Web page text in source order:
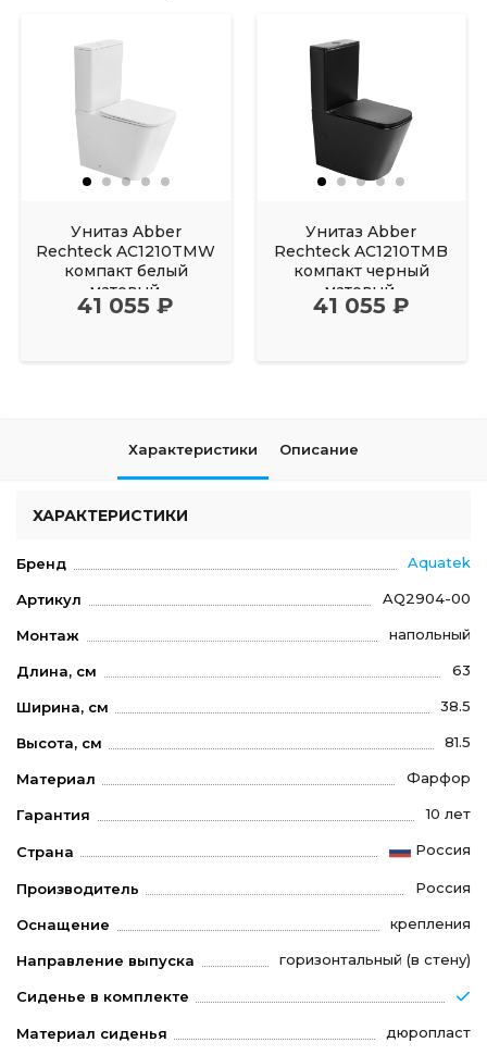
Унитаз Abber
Rechteck AC1210TMW
компакт белый
матовый,
безободковый, смыв
41 055 ₽
Унитаз Abber
Rechteck AC1210TMB
компакт черный
матовый,
безободковый, смыв
41 055 ₽
Характеристики Описание
ХАРАКТЕРИСТИКИ
Бренд Aquatek
Артикул AQ2904-00
Монтаж напольный
Длина, см 63
Ширина, см 38.5
Высота, см 81.5
Материал Фарфор
Гарантия 10 лет
Страна Россия
Производитель Россия
Оснащение крепления
Направление выпуска горизонтальный (в стену)
Сиденье в комплекте
Материал сиденья дюропласт